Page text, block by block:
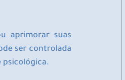
aprimorar suas
ser controlada
psicológica.